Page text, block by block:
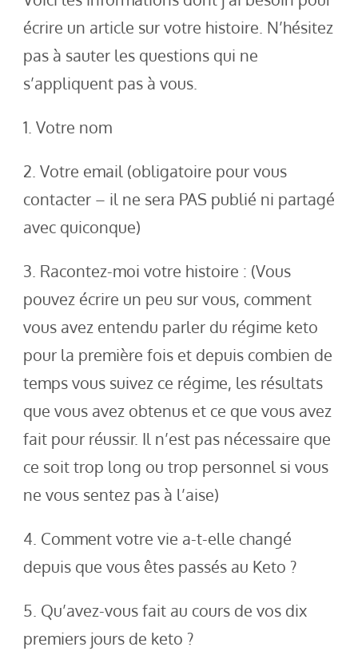
écrire un article sur votre histoire. N’hésitez
pas à sauter les questions qui ne
s’appliquent pas à vous.
1. Votre nom
2. Votre email (obligatoire pour vous
contacter – il ne sera PAS publié ni partagé
avec quiconque)
3. Racontez-moi votre histoire : (Vous
pouvez écrire un peu sur vous, comment
vous avez entendu parler du régime keto
pour la première fois et depuis combien de
temps vous suivez ce régime, les résultats
que vous avez obtenus et ce que vous avez
fait pour réussir. Il n’est pas nécessaire que
ce soit trop long ou trop personnel si vous
ne vous sentez pas à l’aise)
4. Comment votre vie a-t-elle changé
depuis que vous êtes passés au Keto ?
5. Qu’avez-vous fait au cours de vos dix
premiers jours de keto ?